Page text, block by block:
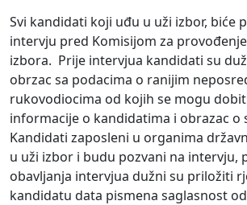
Svi kandidati koji uđu u uži izbor, biće
intervju pred Komisijom za
izbora. Prije intervjua kandidati su
obrzac sa podacima o ranijim
rukovodiocima od kojih se mogu
informacije o kandidatima i obrazac o
Kandidati zaposleni u organima
u uži izbor i budu pozvani na intervju,
obavljanja intervjua dužni su priložiti
kandidatu data pismena saglasnost